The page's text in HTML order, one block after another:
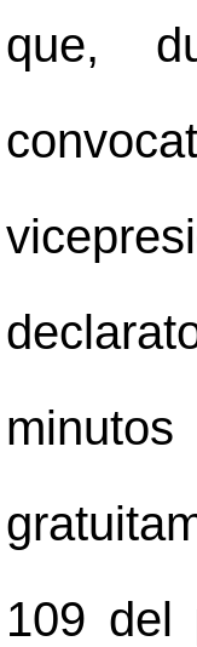
que,
109 del